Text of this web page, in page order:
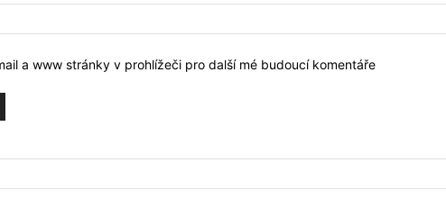
a www stránky v prohlížeči pro další mé budoucí komentáře